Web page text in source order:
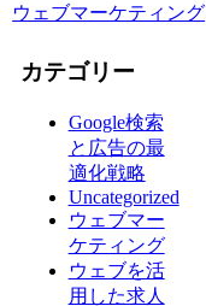
ウェブマーケティング
カテゴリー
Google検索
と広告の最
適化戦略
Uncategorized
ウェブマー
ケティング
ウェブを活
用した求人